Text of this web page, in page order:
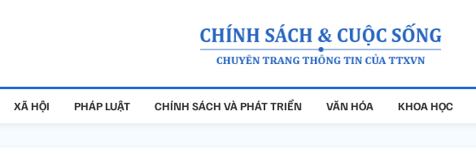
XÃ HỘI PHÁP LUẬT CHÍNH SÁCH VÀ PHÁT TRIỂN VĂN HÓA KHOA HỌC